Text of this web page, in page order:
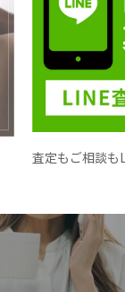
査定もご相談も